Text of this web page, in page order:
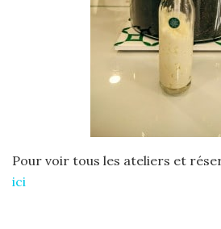
Pour voir tous les ateliers et
ici